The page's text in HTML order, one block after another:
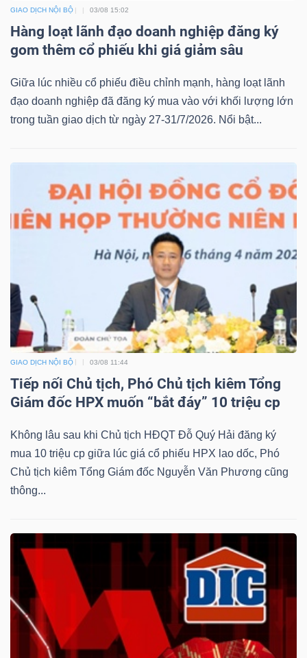
GIAO DỊCH NỘI BỘ 03/08 15:02
Hàng loạt lãnh đạo doanh nghiệp đăng ký
gom thêm cổ phiếu khi giá giảm sâu
Giữa lúc nhiều cổ phiếu điều chỉnh mạnh, hàng loạt lãnh
đạo doanh nghiệp đã đăng ký mua vào với khối lượng lớn
trong tuần giao dịch từ ngày 27-31/7/2026. Nổi bật...
GIAO DỊCH NỘI BỘ 03/08 11:44
Tiếp nối Chủ tịch, Phó Chủ tịch kiêm Tổng
Giám đốc HPX muốn “bắt đáy” 10 triệu cp
Không lâu sau khi Chủ tịch HĐQT Đỗ Quý Hải đăng ký
mua 10 triệu cp giữa lúc giá cổ phiếu HPX lao dốc, Phó
Chủ tịch kiêm Tổng Giám đốc Nguyễn Văn Phương cũng
thông...